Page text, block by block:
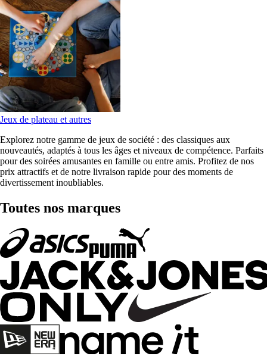
Jeux de plateau et autres
Explorez notre gamme de jeux de société : des classiques aux
nouveautés, adaptés à tous les âges et niveaux de compétence. Parfaits
pour des soirées amusantes en famille ou entre amis. Profitez de nos
prix attractifs et de notre livraison rapide pour des moments de
divertissement inoubliables.
Toutes nos marques